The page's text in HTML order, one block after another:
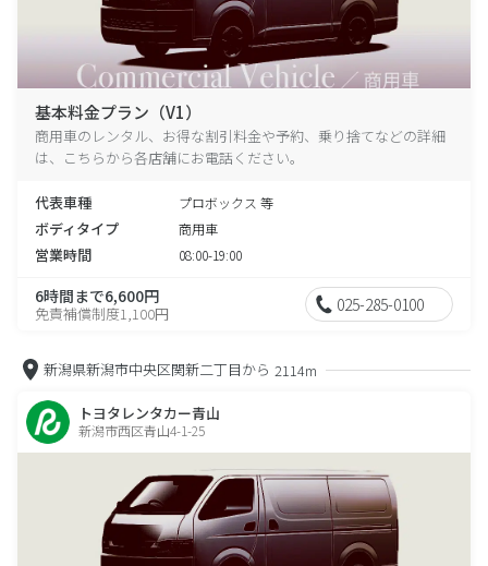
基本料金プラン（V1）
商用車のレンタル、お得な割引料金や予約、乗り捨てなどの詳細
は、こちらから各店舗にお電話ください。
代表車種 プロボックス 等
ボディタイプ 商用車
営業時間 08:00-19:00
6時間まで6,600円
免責補償制度1,100円 025-285-0100
新潟県新潟市中央区関新二丁目から 2114m
トヨタレンタカー青山
新潟市西区青山4-1-25